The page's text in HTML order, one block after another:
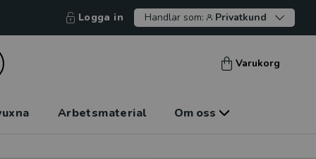
Logga in Handlar som: Privatkund
Varukorg
Arbetsmaterial Om oss